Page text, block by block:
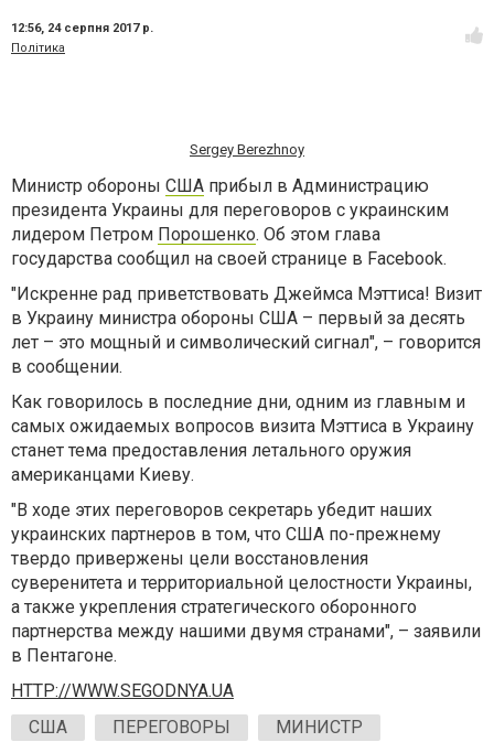
12:56, 24 серпня 2017 р.
Політика
Sergey Berezhnoy
Министр обороны США прибыл в Администрацию
президента Украины для переговоров с украинским
лидером Петром Порошенко. Об этом глава
государства сообщил на своей странице в Facebook.
"Искренне рад приветствовать Джеймса Мэттиса! Визит
в Украину министра обороны США – первый за десять
лет – это мощный и символический сигнал", – говорится
в сообщении.
Как говорилось в последние дни, одним из главным и
самых ожидаемых вопросов визита Мэттиса в Украину
станет тема предоставления летального оружия
американцами Киеву.
"В ходе этих переговоров секретарь убедит наших
украинских партнеров в том, что США по-прежнему
твердо привержены цели восстановления
суверенитета и территориальной целостности Украины,
а также укрепления стратегического оборонного
партнерства между нашими двумя странами", – заявили
в Пентагоне.
HTTP://WWW.SEGODNYA.UA
США
ПЕРЕГОВОРЫ
МИНИСТР